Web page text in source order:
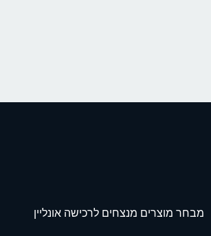
מבחר מוצרים מנצחים לרכישה אונליין